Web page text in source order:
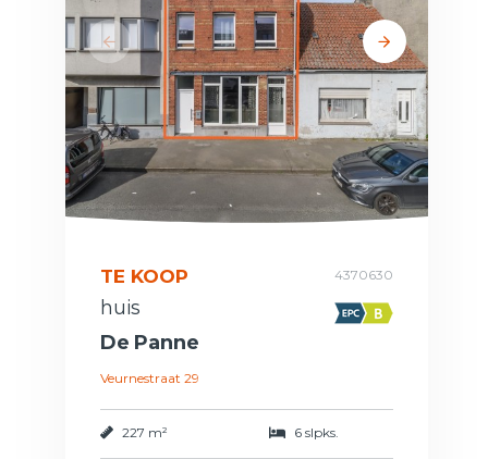
TE KOOP 4370630
huis
De Panne
Veurnestraat 29
227 m² 6 slpks.